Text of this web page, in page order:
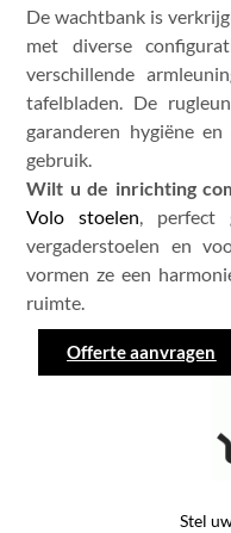
De wachtbank is
met diverse
verschillende
tafelbladen. De
garanderen hygiëne
gebruik.
Wilt u de inrichting
Volo stoelen, perfect
vergaderstoelen en
vormen ze een
ruimte.
Offerte aanvragen
Stel